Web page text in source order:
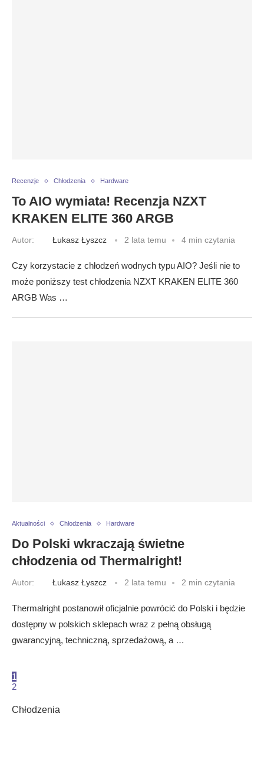
Recenzje Chłodzenia Hardware
To AIO wymiata! Recenzja NZXT
KRAKEN ELITE 360 ARGB
Autor: Łukasz Łyszcz 2 lata temu 4 min czytania
Czy korzystacie z chłodzeń wodnych typu AIO? Jeśli nie to
może poniższy test chłodzenia NZXT KRAKEN ELITE 360
ARGB Was …
Aktualności Chłodzenia Hardware
Do Polski wkraczają świetne
chłodzenia od Thermalright!
Autor: Łukasz Łyszcz 2 lata temu 2 min czytania
Thermalright postanowił oficjalnie powrócić do Polski i będzie
dostępny w polskich sklepach wraz z pełną obsługą
gwarancyjną, techniczną, sprzedażową, a …
1
2
Chłodzenia